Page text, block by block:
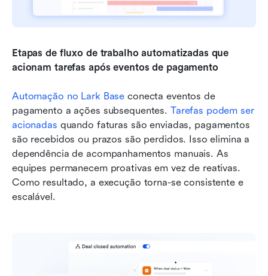
Etapas de fluxo de trabalho automatizadas que
acionam tarefas após eventos de pagamento
Automação no Lark Base conecta eventos de
pagamento a ações subsequentes. Tarefas podem ser
acionadas quando faturas são enviadas, pagamentos
são recebidos ou prazos são perdidos. Isso elimina a
dependência de acompanhamentos manuais. As
equipes permanecem proativas em vez de reativas.
Como resultado, a execução torna-se consistente e
escalável.